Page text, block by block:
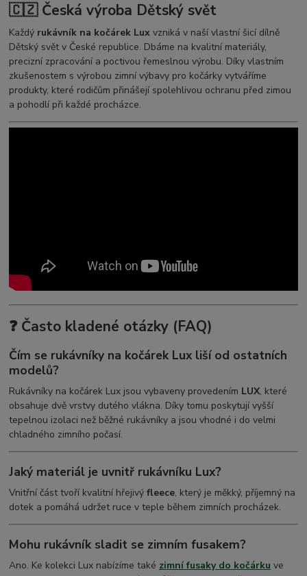
🇨🇿 Česká výroba Dětský svět
Každý rukávník na kočárek Lux vzniká v naší vlastní šicí dílně
Dětský svět v České republice. Dbáme na kvalitní materiály,
precizní zpracování a poctivou řemeslnou výrobu. Díky vlastním
zkušenostem s výrobou zimní výbavy pro kočárky vytváříme
produkty, které rodičům přinášejí spolehlivou ochranu před zimou
a pohodlí při každé procházce.
❓ Často kladené otázky (FAQ)
Čím se rukávníky na kočárek Lux liší od ostatních
modelů?
Rukávníky na kočárek Lux jsou vybaveny provedením LUX, které
obsahuje dvě vrstvy dutého vlákna. Díky tomu poskytují vyšší
tepelnou izolaci než běžné rukávníky a jsou vhodné i do velmi
chladného zimního počasí.
Jaký materiál je uvnitř rukávníku Lux?
Vnitřní část tvoří kvalitní hřejivýfleece, který je měkký, příjemný na
dotek a pomáhá udržet ruce v teple během zimních procházek.
Mohu rukávník sladit se zimním fusakem?
Ano. Ke kolekci Lux nabízíme také zimní fusaky do kočárku ve